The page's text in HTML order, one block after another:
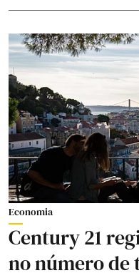
Economia
Century 21
no número de